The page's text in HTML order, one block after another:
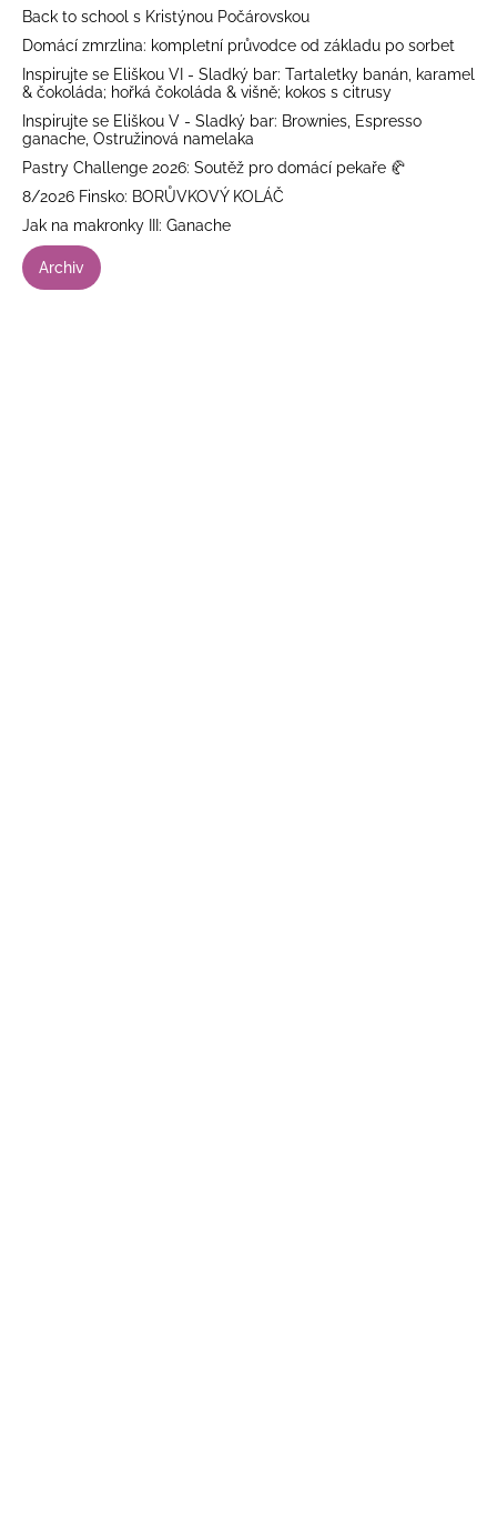
Back to school s Kristýnou Počárovskou
Domácí zmrzlina: kompletní průvodce od základu po sorbet
Inspirujte se Eliškou VI - Sladký bar: Tartaletky banán, karamel
& čokoláda; hořká čokoláda & višně; kokos s citrusy
Inspirujte se Eliškou V - Sladký bar: Brownies, Espresso
ganache, Ostružinová namelaka
Pastry Challenge 2026: Soutěž pro domácí pekaře 🥐
8/2026 Finsko: BORŮVKOVÝ KOLÁČ
Jak na makronky III: Ganache
Archiv